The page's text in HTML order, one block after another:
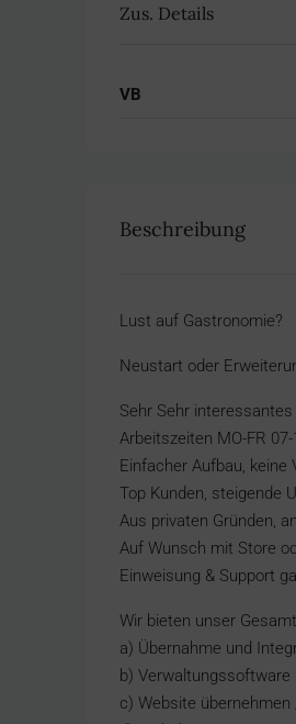
Zus. Details
VB
Beschreibung
Lust auf Gastronomie?
Neustart oder
Sehr Sehr
Arbeitszeiten MO-FR
Einfacher Aufbau, keine
Top Kunden, steigende
Aus privaten Gründen,
Auf Wunsch mit Store
Einweisung & Support
Wir bieten unser
a) Übernahme und
b) Verwaltungssoftware
c) Website